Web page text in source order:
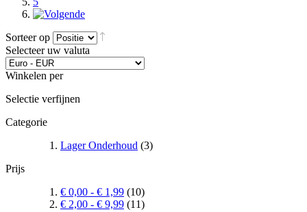
Sorteer op
Selecteer uw valuta
Winkelen per
Selectie verfijnen
Categorie
Lager Onderhoud (3)
Prijs
€ 0,00 - € 1,99 (10)
€ 2,00 - € 9,99 (11)